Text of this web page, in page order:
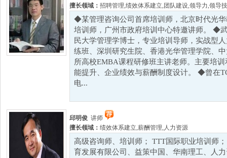
擅长领域： 招聘管理,绩效体系建立, 团队建设,领导力,领导
◆某管理咨询公司首席培训师，北京时代光
培训师，广州市政府培训中心特邀讲师。 ◆
民大学管理学博士，专业培训导师，实战型
练班、深圳研究生院、香港光华管理学院、
所高校EMBA课程研修班主讲老师。主要培
能提升、企业绩效与薪酬制度设计。 ◆曾在
电...
邱明俊 讲师
擅长领域： 绩效体系建立,薪酬管理, 人力资源
高级咨询师、培训师； TTT国际职业培训师
育发展有限公司、益策中国、华南理工、人